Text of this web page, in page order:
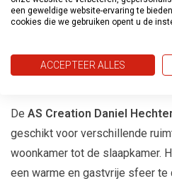
uitnodigende omgeving. Laat je
collectie biedt.
De AS Creation Daniel
geschikt voor verschillende
woonkamer tot de slaapkamer.
een warme en gastvrije sfeer te
een geweldige website-ervaring te
cookies die we gebruiken opent u de
ACCEPTEER ALLES